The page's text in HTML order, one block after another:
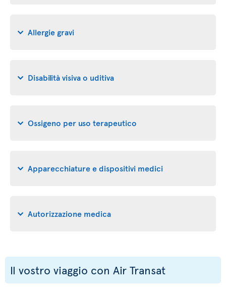
Allergie gravi
Disabilità visiva o uditiva
Ossigeno per uso terapeutico
Apparecchiature e dispositivi medici
Autorizzazione medica
Il vostro viaggio con Air Transat